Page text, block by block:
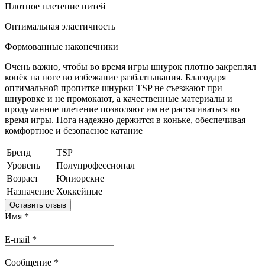
Плотное плетение нитей
Оптимальная эластичность
Формованные наконечники
Очень важно, чтобы во время игры шнурок плотно закреплял
конёк на ноге во избежание разбалтывания. Благодаря
оптимальной пропитке шнурки TSP не съезжают при
шнуровке и не промокают, а качественные материалы и
продуманное плетение позволяют им не растягиваться во
время игры. Нога надежно держится в коньке, обеспечивая
комфортное и безопасное катание
Бренд
TSP
Уровень
Полупрофессионал
Возраст
Юниорские
Назначение Хоккейные
Оставить отзыв
Имя *
E-mail *
Сообщение *